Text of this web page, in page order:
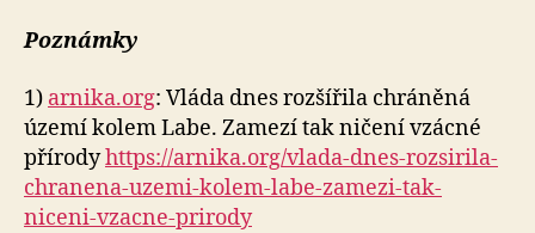
Poznámky
1) arnika.org: Vláda dnes rozšířila chráněná
území kolem Labe. Zamezí tak ničení vzácné
přírodyhttps://arnika.org/vlada-dnes-rozsirila-
chranena-uzemi-kolem-labe-zamezi-tak-
niceni-vzacne-prirody